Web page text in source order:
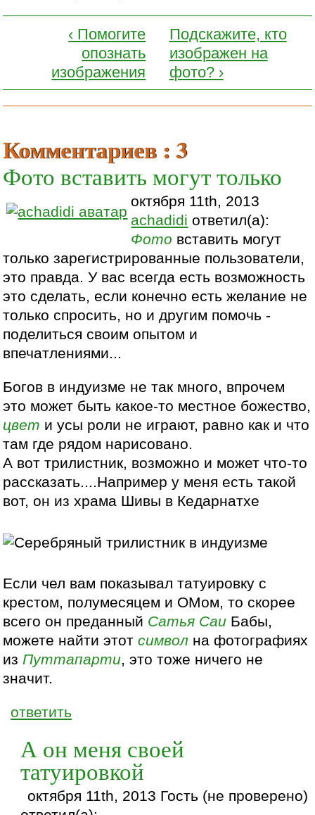
‹ Помогите
опознать
изображения
Подскажите, кто
изображен на
фото? ›
Комментариев : 3
Фото вставить могут только
октября 11th, 2013
achadidi ответил(а):
Фото вставить могут
только зарегистрированные пользователи,
это правда. У вас всегда есть возможность
это сделать, если конечно есть желание не
только спросить, но и другим помочь -
поделиться своим опытом и
впечатлениями...
Богов в индуизме не так много, впрочем
это может быть какое-то местное божество,
цвет и усы роли не играют, равно как и что
там где рядом нарисовано.
А вот трилистник, возможно и может что-то
рассказать....Например у меня есть такой
вот, он из храма Шивы в Кедарнатхе
Если чел вам показывал татуировку с
крестом, полумесяцем и ОМом, то скорее
всего он преданный Сатья Саи Бабы,
можете найти этотсимвол на фотографиях
изПуттапарти, это тоже ничего не
значит.
ответить
А он меня своей
татуировкой
октября 11th, 2013 Гость (не проверено)